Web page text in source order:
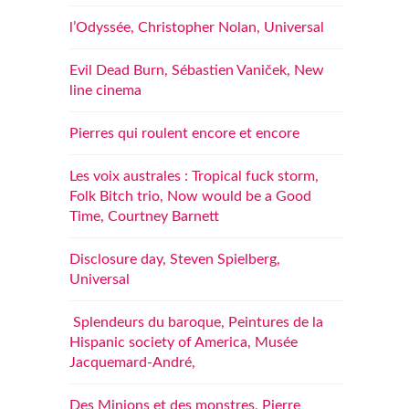
l’Odyssée, Christopher Nolan, Universal
Evil Dead Burn, Sébastien Vaniček, New
line cinema
Pierres qui roulent encore et encore
Les voix australes : Tropical fuck storm,
Folk Bitch trio, Now would be a Good
Time, Courtney Barnett
Disclosure day, Steven Spielberg,
Universal
Splendeurs du baroque, Peintures de la
Hispanic society of America, Musée
Jacquemard-André,
Des Minions et des monstres, Pierre